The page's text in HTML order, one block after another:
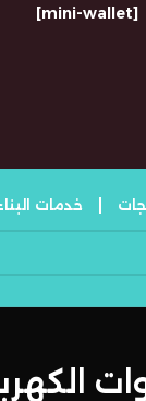
[mini-wallet]
خدمات